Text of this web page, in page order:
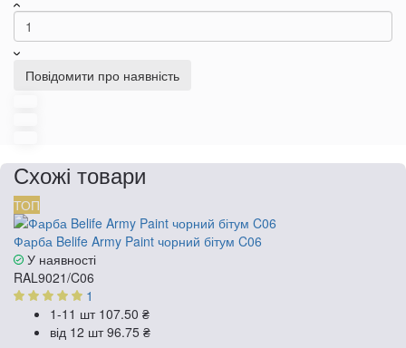
Повідомити про наявність
Схожі товари
ТОП
Фарба Belife Army Paint чорний бітум C06
У наявності
RAL9021/C06
1
1-11 шт 107.50 ₴
від 12 шт96.75 ₴